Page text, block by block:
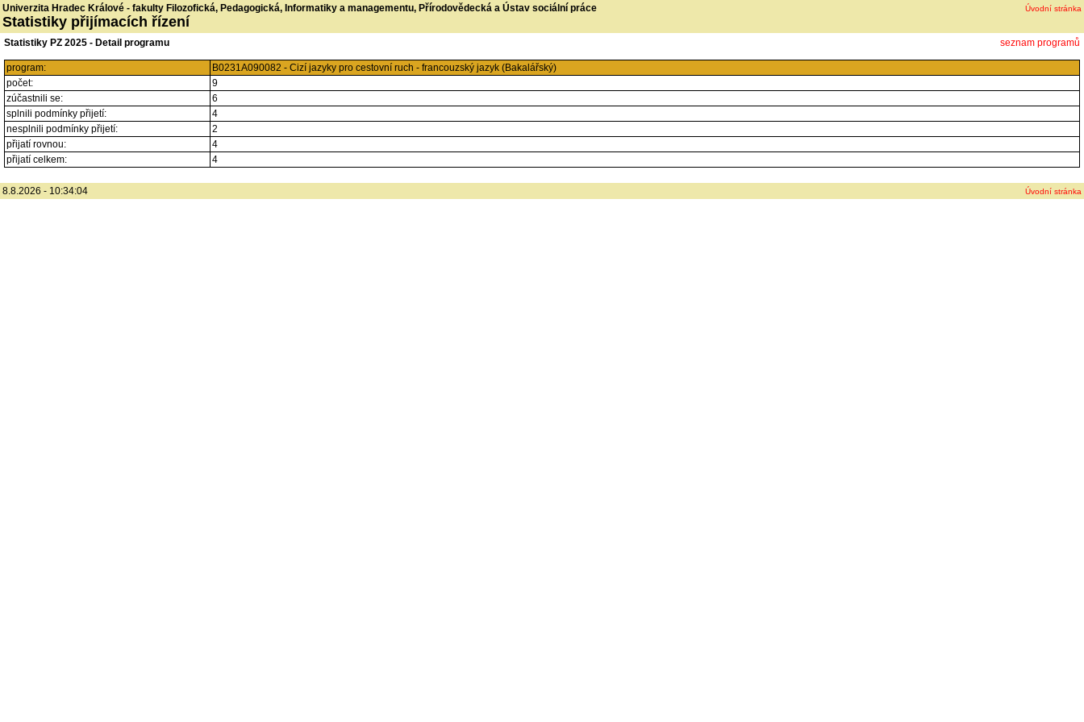
Univerzita Hradec Králové - fakulty Filozofická, Pedagogická, Informatiky a managementu, Přírodovědecká a Ústav sociální práce
Statistiky přijímacích řízení
Úvodní stránka
seznam programů
Statistiky PZ 2025 - Detail programu
program:
B0231A090082 - Cizí jazyky pro cestovní ruch - francouzský jazyk (Bakalářský)
počet:
9
zúčastnili se:
6
splnili podmínky přijetí:
4
nesplnili podmínky přijetí:
2
přijatí rovnou:
4
přijatí celkem:
4
8.8.2026 - 10:34:04 Úvodní stránka